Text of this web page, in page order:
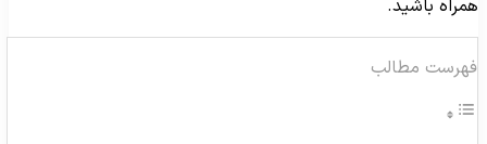
باشید.
مطالب